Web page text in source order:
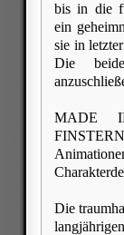
bis in die
ein
sie in
Die
MADE
Die